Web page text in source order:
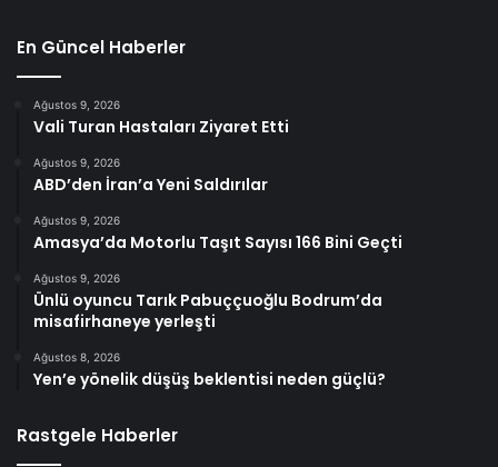
En Güncel Haberler
Ağustos 9, 2026
Vali Turan Hastaları Ziyaret Etti
Ağustos 9, 2026
ABD’den İran’a Yeni Saldırılar
Ağustos 9, 2026
Amasya’da Motorlu Taşıt Sayısı 166 Bini Geçti
Ağustos 9, 2026
Ünlü oyuncu Tarık Pabuççuoğlu Bodrum’da
misafirhaneye yerleşti
Ağustos 8, 2026
Yen’e yönelik düşüş beklentisi neden güçlü?
Rastgele Haberler